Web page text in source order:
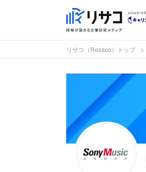
リサコ（Resaco）トップ